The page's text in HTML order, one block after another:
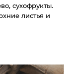
сухофрукты.
листья и